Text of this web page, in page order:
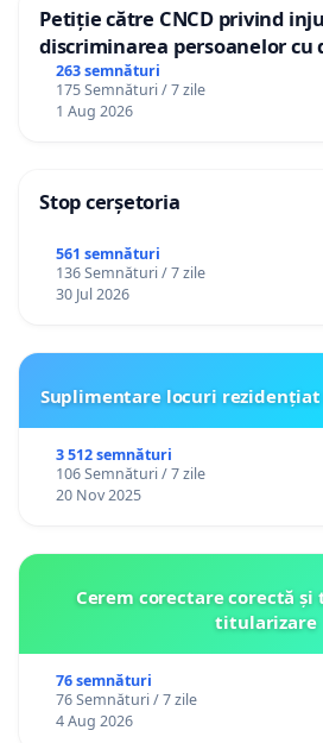
Petiție către CNCD privind
discriminarea persoanelor cu
către utilizatorul TikTok
263 semnături
175 Semnături / 7 zile
1 Aug 2026
Stop cerșetoria
561 semnături
136 Semnături / 7 zile
30 Jul 2026
Suplimentare locuri
3 512 semnături
106 Semnături / 7 zile
20 Nov 2025
Cerem corectare corectă
titularizare
76 semnături
76 Semnături / 7 zile
4 Aug 2026